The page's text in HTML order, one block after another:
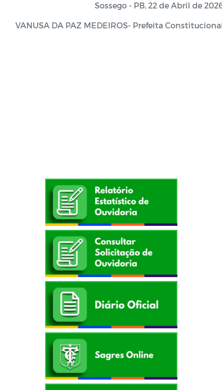
Sossego - PB, 22 de Abril de
VANUSA DA PAZ MEDEIROS- Prefeita